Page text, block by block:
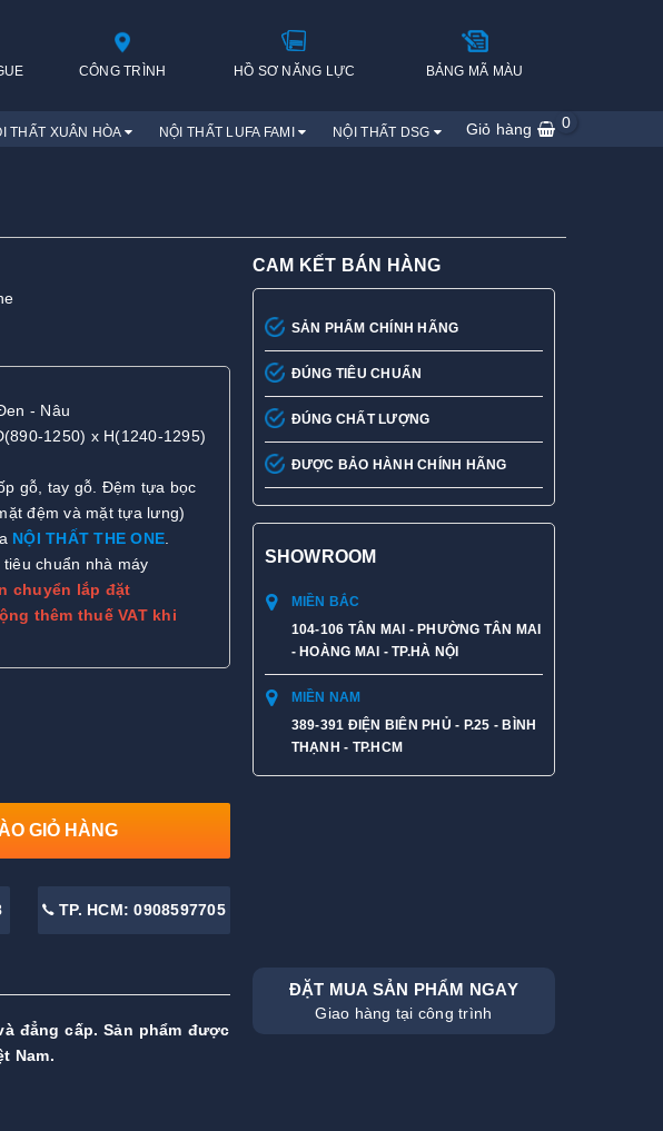
CÔNG TRÌNH HỒ SƠ NĂNG LỰC BẢNG MÃ MÀU
THẤT XUÂN HÒA NỘI THẤT LUFA FAMI NỘI THẤT DSG Giỏ hàng 0
- Nâu
1250) x H(1240-1295)
gỗ, tay gỗ. Đệm tựa bọc
đệm và mặt tựa lưng)
NỘI THẤT THE ONE.
chuẩn nhà máy
chuyển lắp đặt
thêm thuế VAT khi
GIỎ HÀNG
TP. HCM: 0908597705
CAM KẾT BÁN HÀNG
SẢN PHẨM CHÍNH HÃNG
ĐÚNG TIÊU CHUẨN
ĐÚNG CHẤT LƯỢNG
ĐƯỢC BẢO HÀNH CHÍNH HÃNG
SHOWROOM
MIỀN BẮC
104-106 TÂN MAI - PHƯỜNG TÂN MAI
- HOÀNG MAI - TP.HÀ NỘI
MIỀN NAM
389-391 ĐIỆN BIÊN PHỦ - P.25 - BÌNH
THẠNH - TP.HCM
đẳng cấp. Sản phẩm được
Nam.
ĐẶT MUA SẢN PHẨM NGAY
Giao hàng tại công trình